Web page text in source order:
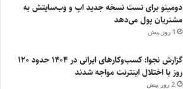
دومینو برای تست نسخه جدید اپ و وب‌سایتش به
مشتریان پول می‌دهد
1 روز پیش
گزارش نجوا: کسب‌وکارهای ایرانی در ۱۴۰۴ حدود ۱۲۰
روز با اختلال اینترنت مواجه شدند
2 روز پیش